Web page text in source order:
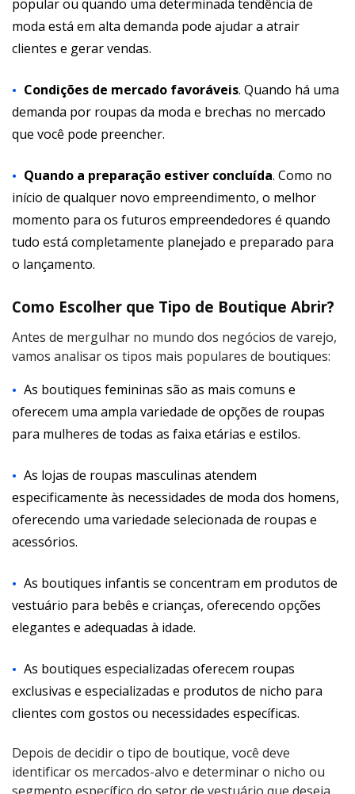
popular ou quando uma determinada tendência de
moda está em alta demanda pode ajudar a atrair
clientes e gerar vendas.
Condições de mercado favoráveis. Quando há uma
demanda por roupas da moda e brechas no mercado
que você pode preencher.
Quando a preparação estiver concluída. Como no
início de qualquer novo empreendimento, o melhor
momento para os futuros empreendedores é quando
tudo está completamente planejado e preparado para
o lançamento.
Como Escolher que Tipo de Boutique Abrir?
Antes de mergulhar no mundo dos negócios de varejo,
vamos analisar os tipos mais populares de boutiques:
As boutiques femininas são as mais comuns e
oferecem uma ampla variedade de opções de roupas
para mulheres de todas as faixa etárias e estilos.
As lojas de roupas masculinas atendem
especificamente às necessidades de moda dos homens,
oferecendo uma variedade selecionada de roupas e
acessórios.
As boutiques infantis se concentram em produtos de
vestuário para bebês e crianças, oferecendo opções
elegantes e adequadas à idade.
As boutiques especializadas oferecem roupas
exclusivas e especializadas e produtos de nicho para
clientes com gostos ou necessidades específicas.
Depois de decidir o tipo de boutique, você deve
identificar os mercados-alvo e determinar o nicho ou
segmento específico do setor de vestuário que deseja